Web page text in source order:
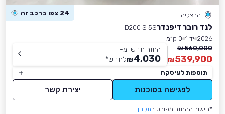
הרצליה 24 צפו ברכב זה
לנד רובר דיפנדרD200 S 5S
2026 יד 1
0 ק״מ
560,000 ₪
539,900
₪
החזר חודשי מ-
4,030
₪לחודש*
תוספות לעיסקה
לפגישה בסוכנות יצירת קשר
*חישוב ההחזר מפורט בתקנון